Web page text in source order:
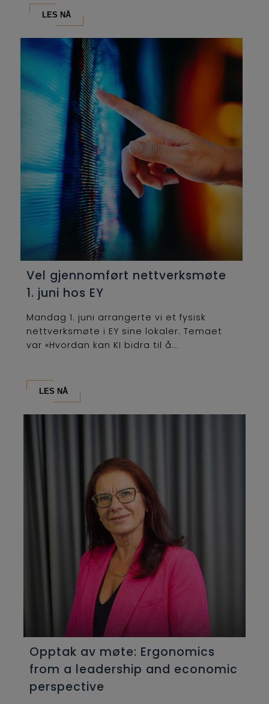
LES NÅ
Vel gjennomført nettverksmøte
1. juni hos EY
Mandag 1. juni arrangerte vi et fysisk
nettverksmøte i EY sine lokaler. Temaet
var «Hvordan kan KI bidra til å...
LES NÅ
Opptak av møte: Ergonomics
from a leadership and economic
perspective